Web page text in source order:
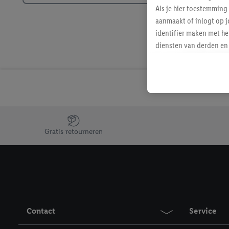
Jouw voordelen bij ons als Lidl webshop klant
Gratis retourneren
Contact Service
Als je hier
aanmaakt of inlogt op
identifier maken met
diensten van derden
Als je hiervoor
eerder interesse hebt
Lidl-diensten worden
mailadres en met
toegewezen.
Door te klikken op
inclusief over de